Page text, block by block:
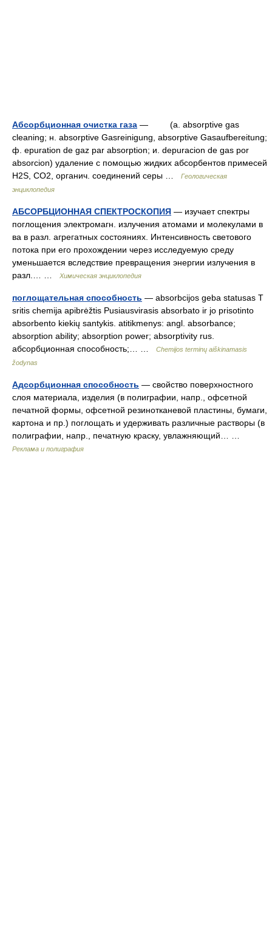
Абсорбционная очистка газа — (a. absorptive gas
cleaning; н. absorptive Gasreinigung, absorptive Gasaufbereitung;
ф. epuration de gaz par absorption; и. depuracion de gas por
absorcion) удаление c помощью жидких абсорбентов примесей
H2S, CO2, органич. соединений серы …
Геологическая
энциклопедия
АБСОРБЦИОННАЯ СПЕКТРОСКОПИЯ — изучает спектры
поглощения электромагн. излучения атомами и молекулами в
ва в разл. агрегатных состояниях. Интенсивность светового
потока при его прохождении через исследуемую среду
уменьшается вследствие превращения энергии излучения в
разл.… …
Химическая энциклопедия
поглощательная способность — absorbcijos geba statusas T
sritis chemija apibrėžtis Pusiausvirasis absorbato ir jo prisotinto
absorbento kiekių santykis. atitikmenys: angl. absorbance;
absorption ability; absorption power; absorptivity rus.
абсорбционная способность;… …
Chemijos terminų aiškinamasis
žodynas
Адсорбционная способность — свойство поверхностного
слоя материала, изделия (в полиграфии, напр., офсетной
печатной формы, офсетной резинотканевой пластины, бумаги,
картона и пр.) поглощать и удерживать различные растворы (в
полиграфии, напр., печатную краску, увлажняющий… …
Реклама и полиграфия